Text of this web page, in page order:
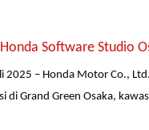
Software Studio
2025 – Honda Motor Co.,
di Grand Green Osaka,